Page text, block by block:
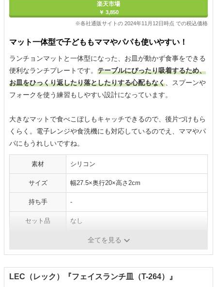
楽天市場
￥ 3,850
※各社通販サイトの 2024年11月12日時点 での税込価格
マット一体型で子どももママやパパも使いやすい！
ランチョンマットと一体型になった、お皿が動かず食事をできる
便利なランチプレートです。 テーブルにぴったり吸着するため、
お皿をひっくり返したり落としたりする心配もなく、スプーンや
フォークを使う練習もしやすい設計になっています。
大きなマットで食べこぼしもキャッチできるので、後片づけもら
くらく。電子レンジや食洗機にも対応しているのでえ、ママやパ
パにもうれしいですね。
素材 シリコン
サイズ 幅27.5×奥行20×高さ2cm
持ち手 -
セット品 なし
全てを見る
LEC（レック）『フェイスランチ皿（T-264）』